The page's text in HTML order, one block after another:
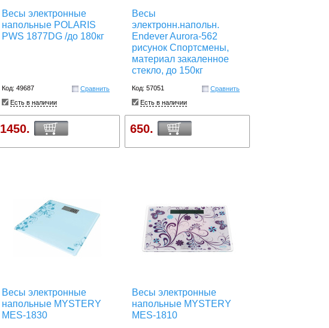
Весы электронные
напольные POLARIS
PWS 1877DG /до 180кг
Код: 49687
Сравнить
Есть в наличии
1450.
Весы
электронн.напольн.
Endever Aurora-562
рисунок Спортсмены,
материал закаленное
стекло, до 150кг
Код: 57051
Сравнить
Есть в наличии
650.
Весы электронные
напольные MYSTERY
MES-1830
Весы электронные
напольные MYSTERY
MES-1810